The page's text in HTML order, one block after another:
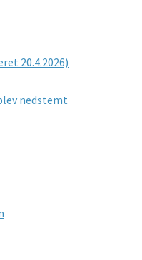
20.4.2026)
nedstemt